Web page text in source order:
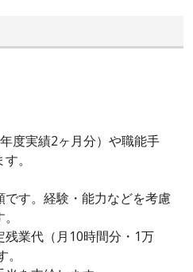
度実績2ヶ月分）や職能手
。
です。経験・能力などを考慮
残業代（月10時間分・1万